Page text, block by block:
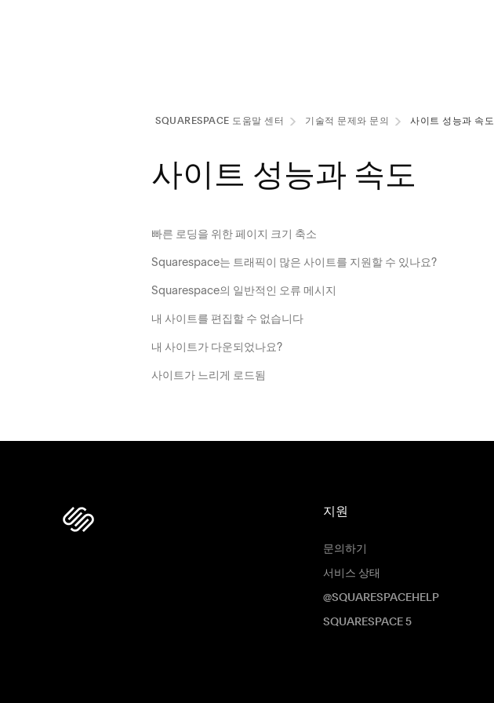
SQUARESPACE 도움말 센터 기술적 문제와 문의 사이트 성능과 속도
사이트 성능과 속도
빠른 로딩을 위한 페이지 크기 축소
Squarespace는 트래픽이 많은 사이트를 지원할 수 있나요?
Squarespace의 일반적인 오류 메시지
내 사이트를 편집할 수 없습니다
내 사이트가 다운되었나요?
사이트가 느리게 로드됨
지원
문의하기
서비스 상태
@SQUARESPACEHELP
SQUARESPACE 5